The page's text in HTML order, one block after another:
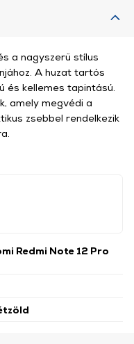
Redmi Note 12 Pro
a nagyszerű stílus
A huzat tartós
és kellemes tapintású.
amely megvédi a
zsebbel rendelkezik